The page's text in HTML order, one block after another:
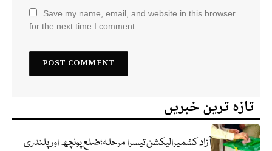
Save my name, email, and website in this browser
for the next time I comment.
تازہ ترین خبریں
آزاد کشمیرالیکشن تیسرا مرحلہ؛ضلع پونچھ اور پلندری